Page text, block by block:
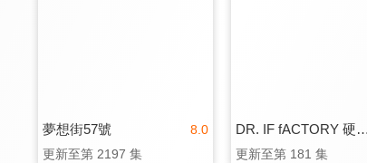
8.0
夢想街57號
更新至第 2197 集
DR. IF fACTORY 硬核車媒
更新至第 181 集